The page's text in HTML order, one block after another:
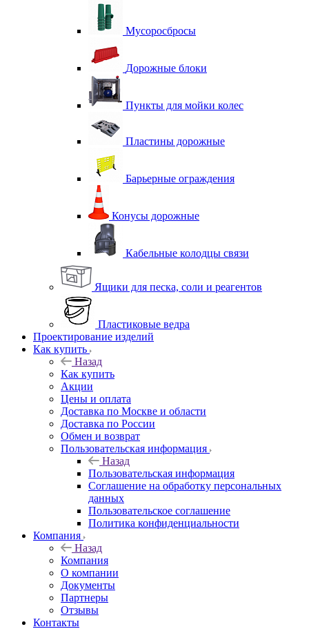
Мусоросбросы
Дорожные блоки
Пункты для мойки колес
Пластины дорожные
Барьерные ограждения
Конусы дорожные
Кабельные колодцы связи
Ящики для песка, соли и реагентов
Пластиковые ведра
Проектирование изделий
Как купить
Назад
Как купить
Акции
Цены и оплата
Доставка по Москве и области
Доставка по России
Обмен и возврат
Пользовательская информация
Назад
Пользовательская информация
Соглашение на обработку персональных
данных
Пользовательское соглашение
Политика конфиденциальности
Компания
Назад
Компания
О компании
Документы
Партнеры
Отзывы
Контакты